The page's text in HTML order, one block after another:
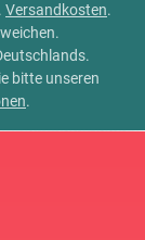
Versandkosten.
bitte unseren
.